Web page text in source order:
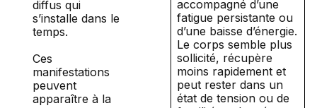
diffus qui
s’installe dans le
temps.
Ces
manifestations
peuvent
apparaître à la
accompagné d’une
fatigue persistante ou
d’une baisse d’énergie.
Le corps semble plus
sollicité, récupère
moins rapidement et
peut rester dans un
état de tension ou de